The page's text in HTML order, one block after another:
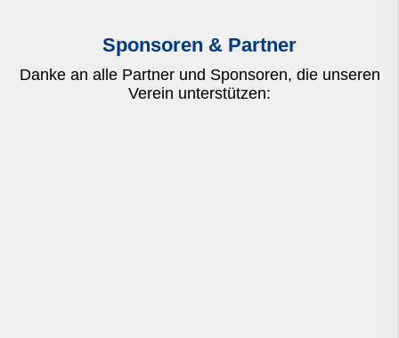
Sponsoren & Partner
Danke an alle Partner und Sponsoren, die unseren
Verein unterstützen: